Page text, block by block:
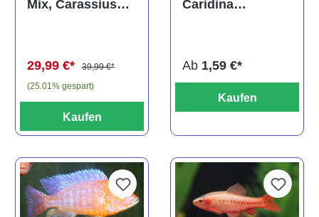
Mix, Carassius
29,99 €*
39,99 €*
(25.01% gespart)
Kaufen
Caridina
Ab 1,59 €*
Kaufen